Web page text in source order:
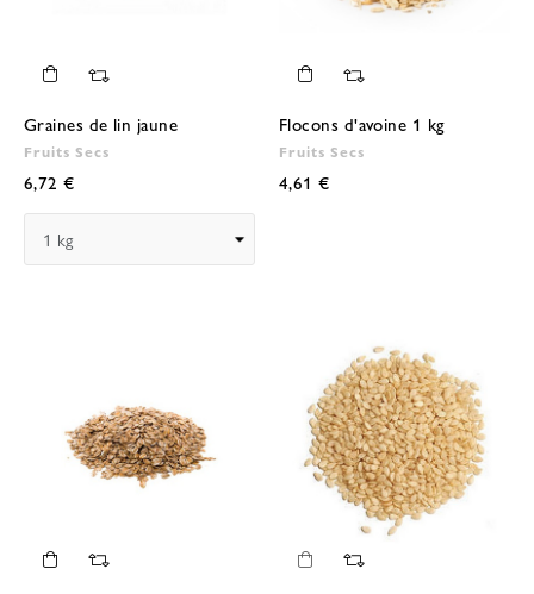
Graines de lin jaune
Fruits Secs
6,72 €
Flocons d'avoine 1 kg
Fruits Secs
4,61 €